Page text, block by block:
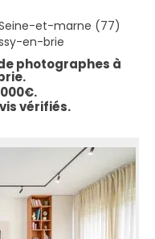
et-marne (77)
en-brie
photographes à
vérifiés.